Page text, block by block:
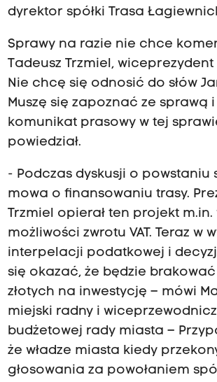
dyrektor spółki Trasa
Sprawy na razie nie chce
Tadeusz Trzmiel, wiceprezydent
Nie chcę się odnosić do słów
Muszę się zapoznać ze sprawą
komunikat prasowy w tej
powiedział.
- Podczas dyskusji o powstaniu
mowa o finansowaniu trasy.
Trzmiel opierał ten projekt m.in.
możliwości zwrotu VAT. Teraz w
interpelacji podatkowej i
się okazać, że będzie
złotych na inwestycję – mówi
miejski radny i
budżetowej rady miasta –
że władze miasta kiedy
głosowania za powołaniem